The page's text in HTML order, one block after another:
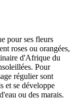
pour ses fleurs
roses ou orangées,
d'Afrique du
Pour
régulier sont
et se développe
ou des marais.